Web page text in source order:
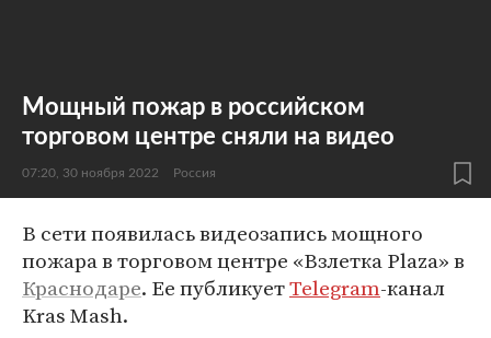
Мощный пожар в российском
торговом центре сняли на видео
07:20, 30 ноября 2022 Россия
В сети появилась видеозапись мощного
пожара в торговом центре «Взлетка Plaza» в
Краснодаре. Ее публикуетTelegram-канал
Kras Mash.